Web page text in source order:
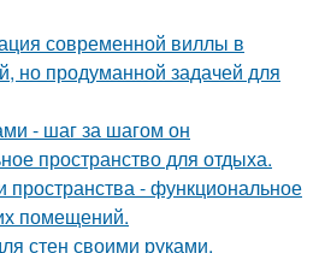
современной виллы в
но продуманной задачей для
- шаг за шагом он
пространство для отдыха.
- функциональное
помещений.
стен своими руками.